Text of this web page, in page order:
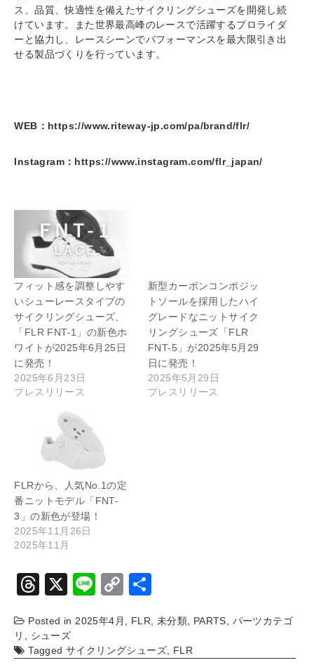
ス、品質、快適性を備えたサイクリングシューズを開発し続
けています。また世界最高峰のレースで活躍するプロライダ
ーと協力し、レースシーンでパフォーマンスを最大限引き出
せる製品づくりを行っています。
WEB： https://www.riteway-jp.com/pa/brand/flr/
Instagram： https://www.instagram.com/flr_japan/
フィット感を調整しやす
いシューレースタイプの
サイクリングシューズ、
「FLR FNT-1」の新色ホ
ワイトが2025年6月25日
に発売！
2025年6月23日
プレスリリース
新型カーボンコンポジッ
トソールを採用したハイ
グレードなニットサイク
リングシューズ「FLR
FNT-5」が2025年5月29
日に発売！
2025年5月29日
プレスリリース
FLRから、人気No.1の定
番ニットモデル「FNT-
3」の新色が登場！
2025年11月26日
2025年11月
T
e
a
X
Li
e
C
p
y
Posted in 2025年4月 FLR 未分類 PARTS
パーツカテゴ
リ
シューズ
Taggedサイクリングシューズ FLR